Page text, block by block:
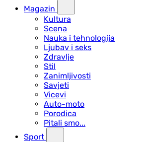
Magazin
Kultura
Scena
Nauka i tehnologija
Ljubav i seks
Zdravlje
Stil
Zanimljivosti
Savjeti
Vicevi
Auto-moto
Porodica
Pitali smo...
Sport